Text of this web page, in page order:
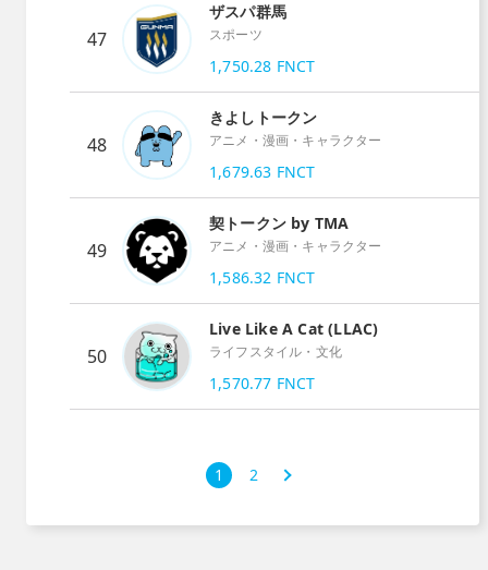
47
ザスパ群馬
スポーツ
1,750.28 FNCT
48
きよしトークン
アニメ・漫画・キャラクター
1,679.63 FNCT
49
契トークン by TMA
アニメ・漫画・キャラクター
1,586.32 FNCT
50
Live Like A Cat (LLAC)
ライフスタイル・文化
1,570.77 FNCT
1 2